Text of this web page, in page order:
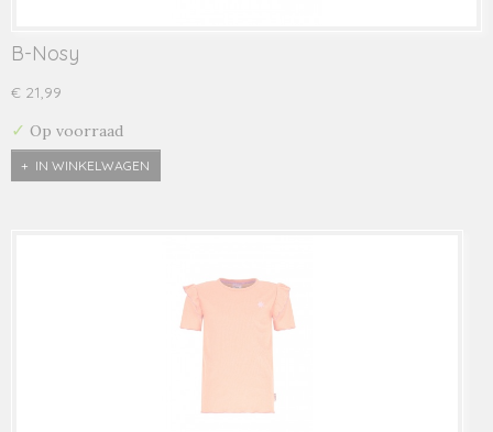
B-Nosy
€ 21,99
✓ Op voorraad
IN WINKELWAGEN